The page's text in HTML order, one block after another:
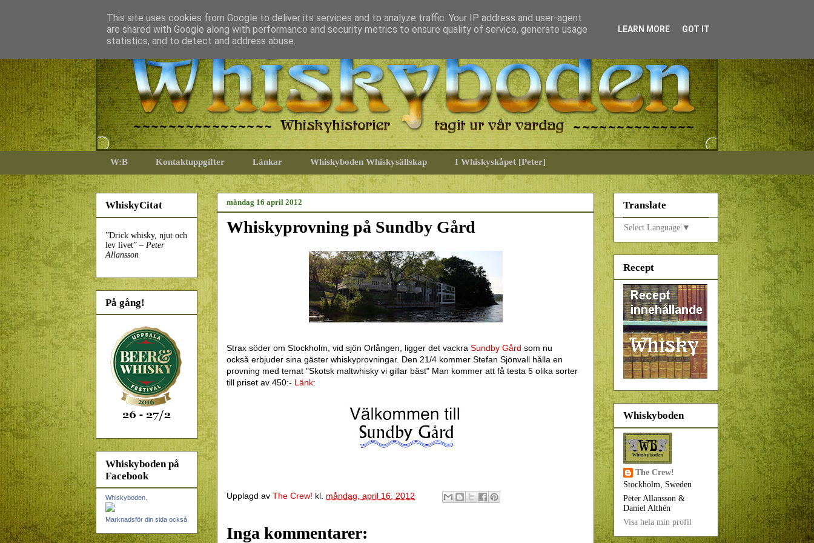
W:B Kontaktuppgifter Länkar Whiskyboden Whiskysällskap I Whiskyskåpet [Peter]
måndag 16 april 2012
Whiskyprovning på Sundby Gård
Strax söder om Stockholm, vid sjön Orlången, ligger det vackra Sundby Gård som nu
också erbjuder sina gäster whiskyprovningar. Den 21/4 kommer Stefan Sjönvall hålla en
provning med temat "Skotsk maltwhisky vi gillar bäst" Man kommer att få testa 5 olika sorter
till priset av 450:- Länk:
Upplagd av The Crew! kl. måndag, april 16, 2012
Inga kommentarer:
WhiskyCitat
”Drick whisky, njut och
lev livet” – Peter
Allansson
På gång!
Whiskyboden på
Facebook
Whiskyboden.
Marknadsför din sida också
Translate
Select Language ▼
Recept
Whiskyboden
The Crew!
Stockholm, Sweden
Peter Allansson &
Daniel Althén
Visa hela min profil
This site uses cookies from Google to deliver its services and to analyze traffic. Your IP address and user-agent
are shared with Google along with performance and security metrics to ensure quality of service, generate usage
statistics, and to detect and address abuse.
LEARN MORE GOT IT